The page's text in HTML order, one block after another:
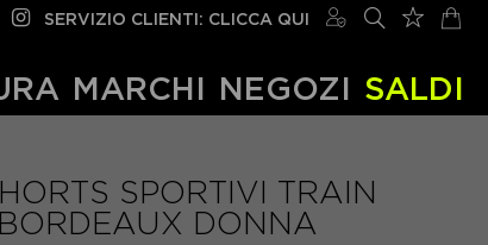
SERVIZIO CLIENTI: CLICCA QUI
MARCHI NEGOZI SALDI
SPORTIVI TRAIN
DONNA